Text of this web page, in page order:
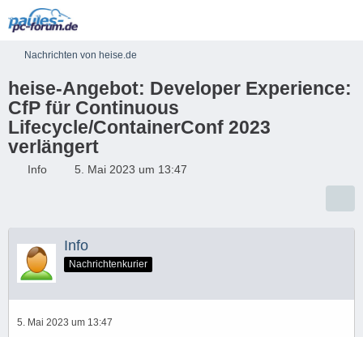
Nachrichten von heise.de
heise-Angebot: Developer Experience:
CfP für Continuous
Lifecycle/ContainerConf 2023
verlängert
Info 5. Mai 2023 um 13:47
Info
Nachrichtenkurier
5. Mai 2023 um 13:47